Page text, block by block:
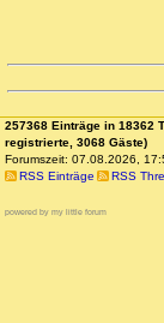
257368 Einträge in 18362
registrierte, 3068 Gäste)
Forumszeit: 07.08.2026,
RSS Einträge
RSS
powered by my little forum